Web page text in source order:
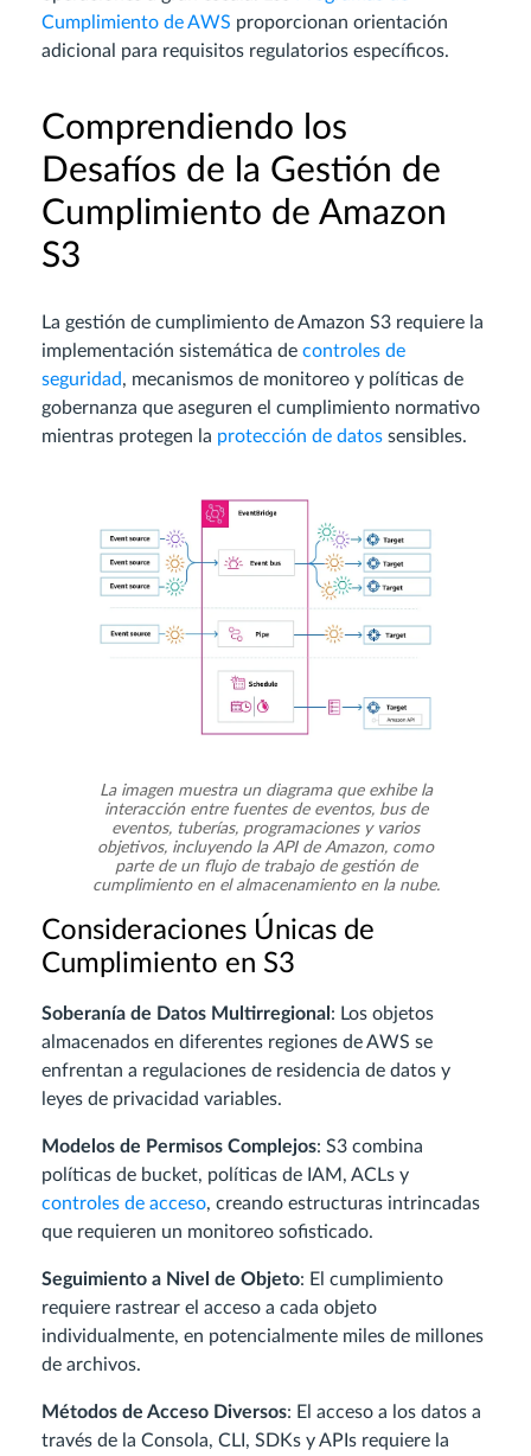
Cumplimiento de AWS proporcionan orientación
adicional para requisitos regulatorios específicos.
Comprendiendo los
Desafíos de la Gestión de
Cumplimiento de Amazon
S3
La gestión de cumplimiento de Amazon S3 requiere la
implementación sistemática de controles de
seguridad, mecanismos de monitoreo y políticas de
gobernanza que aseguren el cumplimiento normativo
mientras protegen la protección de datos sensibles.
La imagen muestra un diagrama que exhibe la
interacción entre fuentes de eventos, bus de
eventos, tuberías, programaciones y varios
objetivos, incluyendo la API de Amazon, como
parte de un flujo de trabajo de gestión de
cumplimiento en el almacenamiento en la nube.
Consideraciones Únicas de
Cumplimiento en S3
Soberanía de Datos Multirregional : Los objetos
almacenados en diferentes regiones de AWS se
enfrentan a regulaciones de residencia de datos y
leyes de privacidad variables.
Modelos de Permisos Complejos: S3 combina
políticas de bucket, políticas de IAM, ACLs y
controles de acceso, creando estructuras intrincadas
que requieren un monitoreo sofisticado.
Seguimiento a Nivel de Objeto: El cumplimiento
requiere rastrear el acceso a cada objeto
individualmente, en potencialmente miles de millones
de archivos.
Métodos de Acceso Diversos: El acceso a los datos a
través de la Consola, CLI, SDKs y APIs requiere la